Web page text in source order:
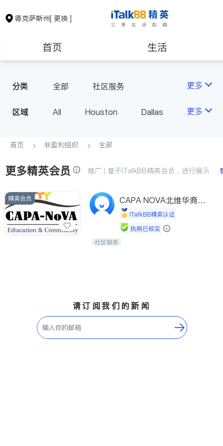
德克萨斯州[ 更换 ]
首页 生活
保险理财 房地产租售
银行贷款
建筑装修 教育
养老 非盈利组织
分类 全部 社区服务 更多
区域 All Houston
Dallas
TX - Other Cities
更多
首页 非盈利组织 全部
更多精英会员 推广 | 基于iTalkBB精英会员，进行展示
精英会员
CAPA NOVA北维华裔家
长会iTalkBB精英认证
执照已核实
连接家长与社会，赋能孩子与下一代，
社区服务
请订阅我们的新闻